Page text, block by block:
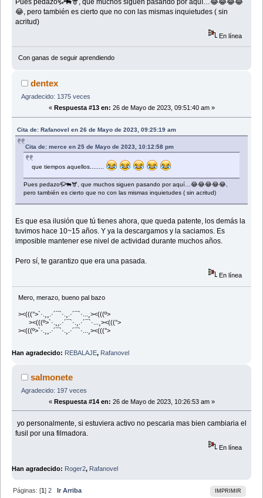
😂, pero también es cierto que no con las mismas inquietudes ( sin
acritud)
En línea
Con ganas de seguir aprendiendo
dentex
Agradecido: 1375 veces
« Respuesta #13 en: 26 de Mayo de 2023, 09:51:40 am »
Cita de: Rafanovel en 26 de Mayo de 2023, 09:25:19 am
Cita de: merce en 25 de Mayo de 2023, 10:12:58 pm
que tiempos aquellos........
Pues pedazo🦬🐃🫎, que muchos siguen pasando por aquí…😂😂😂😂😂,
pero también es cierto que no con las mismas inquietudes ( sin acritud)
Es que esa ilusión que tú tienes ahora, que queda patente, los demás la
tuvimos hace 10~15 años. Y ya la descargamos y la saciamos. Es
imposible mantener ese nivel de actividad durante muchos años.
Pero sí, te garantizo que era una pasada.
En línea
Mero, merazo, bueno pal bazo
><(((°>`·.¸¸.·´¯`·.¸.·´¯`·...¸><(((º>
><(((º>`·.¸¸.·´¯`·.¸.·´¯`·...¸><(((°>
><(((º>`·.¸¸.·´¯`·.¸.·´¯`·...¸><(((°>
Han agradecido: REBALAJE, Rafanovel
salmonete
Agradecido: 197 veces
« Respuesta #14 en: 26 de Mayo de 2023, 10:26:53 am »
yo personalmente, si estuviera activo no pescaria mas bien cambiaria el
fusil por una filmadora.
En línea
Han agradecido: Roger2, Rafanovel
IMPRIMIR
Páginas: [1]2 Ir Arriba